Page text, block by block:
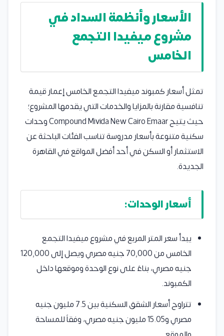
الأسعار وأنظمة السداد في
مشروع ميفيدا التجمع
الخامس
تمثل أسعار كمبوند ميفيدا التجمع الخامس إعمار قيمة
تنافسية مقارنة بالمزايا والخدمات التي يقدمها المشروع؛
حيث يتيح Compound Mivida New Cairo Emaar وحدات
سكنية متنوعة بأسعار مدروسة تناسب الفئات الباحثة عن
الاستثمار أو السكن في أحد أفضل المواقع في القاهرة
الجديدة.
أسعار الوحدات:
يبدأ سعر المتر المربع في مشروع ميفيدا التجمع
الخامس من 70,000 جنيه مصري ويصل إلى 120,000
جنيه مصري، بناءً على نوع الوحدة وموقعها داخل
الكمبوند.
تتراوح أسعار الشقق السكنية بين 7.5 مليون جنيه
مصري و15.05 مليون جنيه مصري، وفقاً للمساحة